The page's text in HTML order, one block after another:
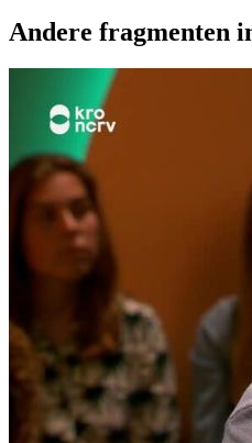
Andere fragmenten